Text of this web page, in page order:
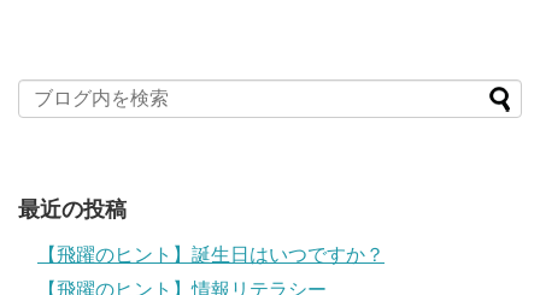
最近の投稿
【飛躍のヒント】誕生日はいつですか？
【飛躍のヒント】情報リテラシー